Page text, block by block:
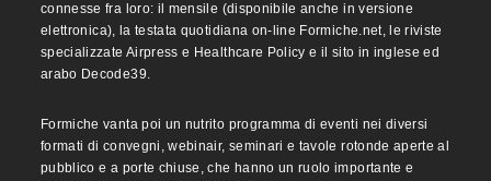
connesse fra loro: il mensile (disponibile anche in versione
elettronica), la testata quotidiana on-line Formiche.net, le riviste
specializzate Airpress e Healthcare Policy e il sito in inglese ed
arabo Decode39.
Formiche vanta poi un nutrito programma di eventi nei diversi
formati di convegni, webinair, seminari e tavole rotonde aperte al
pubblico e a porte chiuse, che hanno un ruolo importante e